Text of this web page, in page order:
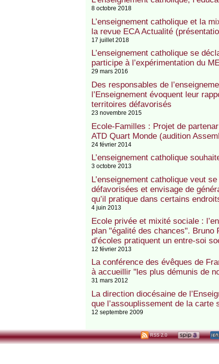
8 octobre 2018
L’enseignement catholique et la
la revue ECA Actualité
17 juillet 2018
L’enseignement catholique se
participe à l’expérimentation du
29 mars 2016
Des responsables de
l’Enseignement évoquent leur
territoires défavorisés
23 novembre 2015
Ecole-Familles : Projet de
ATD Quart Monde (audition
24 février 2014
L’enseignement catholique
3 octobre 2013
L’enseignement catholique veut
défavorisées et envisage de
qu’il pratique dans certains
4 juin 2013
Ecole privée et mixité sociale :
plan "égalité des chances".
d’écoles pratiquent un entre-soi
12 février 2013
La conférence des évêques de
à accueillir "les plus démunis de
31 mars 2012
La direction diocésaine de
que l’assouplissement de la carte
12 septembre 2009
RSS 2.0